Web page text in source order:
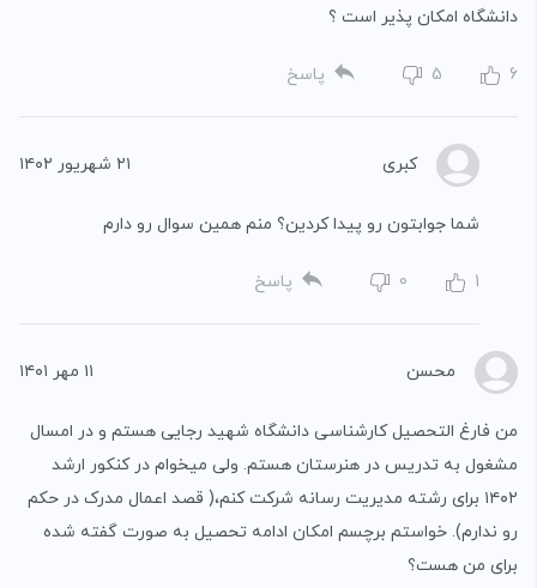
دانشگاه امکان پذیر است ؟
6
5 پاسخ
کبری ۲۱ شهریور ۱۴۰۲
شما جوابتون رو پیدا کردین؟ منم همین سوال رو دارم
1
0 پاسخ
محسن ۱۱ مهر ۱۴۰۱
من فارغ التحصیل کارشناسی دانشگاه شهید رجایی هستم و در امسال
مشغول به تدریس در هنرستان هستم. ولی میخوام در کنکور ارشد
۱۴۰۲ برای رشته مدیریت رسانه شرکت کنم،( قصد اعمال مدرک در حکم
رو ندارم). خواستم برچسم امکان ادامه تحصیل به صورت گفته شده
برای من هست؟